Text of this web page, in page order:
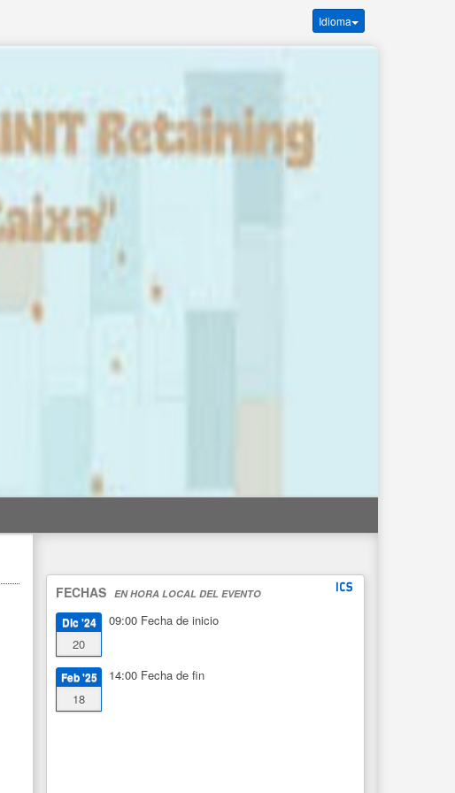
Idioma
FECHAS EN HORA LOCAL DEL EVENTO
Dic '24
20
09:00 Fecha de inicio
Feb '25
18
14:00 Fecha de fin